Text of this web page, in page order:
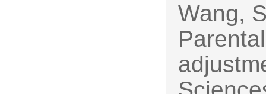
Wang,